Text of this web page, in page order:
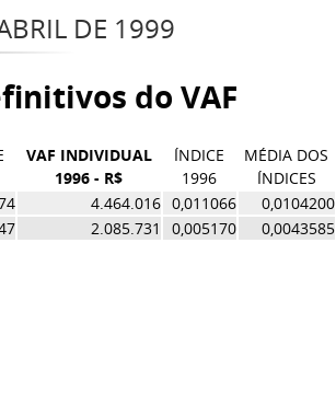
DE 1999
do VAF
VAF INDIVIDUAL
1996 - R$
ÍNDICE
1996
MÉDIA DOS
ÍNDICES
4.464.016 0,011066
0,0104200
2.085.731 0,005170 0,0043585